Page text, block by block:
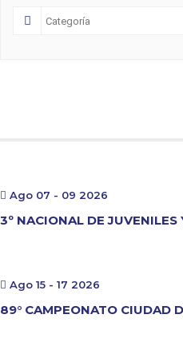
Ago 07 - 09 2026
3º NACIONAL DE JUVENILES
Ago 15 - 17 2026
89° CAMPEONATO CIUDAD